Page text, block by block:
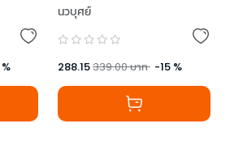
%
นวบุศย์
288.15339.00บาท -15 %